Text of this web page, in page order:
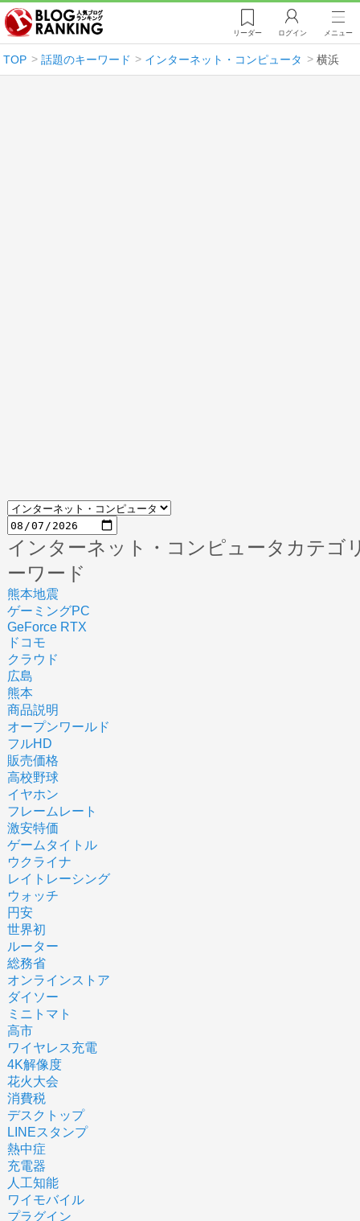
リーダー ログイン メニュー
TOP 話題のキーワード インターネット・コンピュータ 横浜
インターネット・コンピュータカテゴ
ーワード
熊本地震
ゲーミングPC
GeForce RTX
ドコモ
クラウド
広島
熊本
商品説明
オープンワールド
フルHD
販売価格
高校野球
イヤホン
フレームレート
激安特価
ゲームタイトル
ウクライナ
レイトレーシング
ウォッチ
円安
世界初
ルーター
総務省
オンラインストア
ダイソー
ミニトマト
高市
ワイヤレス充電
4K解像度
花火大会
消費税
デスクトップ
LINEスタンプ
熱中症
充電器
人工知能
ワイモバイル
プラグイン